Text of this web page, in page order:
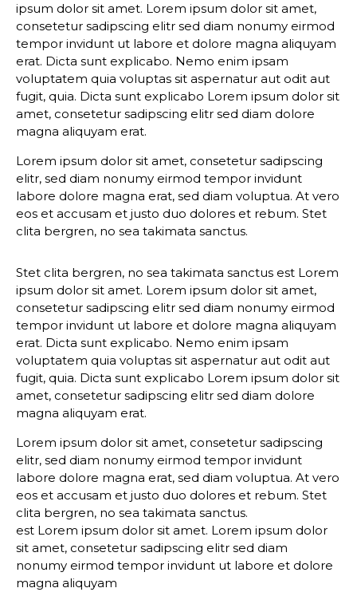
ipsum dolor sit amet. Lorem ipsum dolor sit amet,
consetetur sadipscing elitr sed diam nonumy eirmod
tempor invidunt ut labore et dolore magna aliquyam
erat. Dicta sunt explicabo. Nemo enim ipsam
voluptatem quia voluptas sit aspernatur aut odit aut
fugit, quia. Dicta sunt explicabo Lorem ipsum dolor sit
amet, consetetur sadipscing elitr sed diam dolore
magna aliquyam erat.
Lorem ipsum dolor sit amet, consetetur sadipscing
elitr, sed diam nonumy eirmod tempor invidunt
labore dolore magna erat, sed diam voluptua. At vero
eos et accusam et justo duo dolores et rebum. Stet
clita bergren, no sea takimata sanctus.
Stet clita bergren, no sea takimata sanctus est Lorem
ipsum dolor sit amet. Lorem ipsum dolor sit amet,
consetetur sadipscing elitr sed diam nonumy eirmod
tempor invidunt ut labore et dolore magna aliquyam
erat. Dicta sunt explicabo. Nemo enim ipsam
voluptatem quia voluptas sit aspernatur aut odit aut
fugit, quia. Dicta sunt explicabo Lorem ipsum dolor sit
amet, consetetur sadipscing elitr sed diam dolore
magna aliquyam erat.
Lorem ipsum dolor sit amet, consetetur sadipscing
elitr, sed diam nonumy eirmod tempor invidunt
labore dolore magna erat, sed diam voluptua. At vero
eos et accusam et justo duo dolores et rebum. Stet
clita bergren, no sea takimata sanctus.
est Lorem ipsum dolor sit amet. Lorem ipsum dolor
sit amet, consetetur sadipscing elitr sed diam
nonumy eirmod tempor invidunt ut labore et dolore
magna aliquyam